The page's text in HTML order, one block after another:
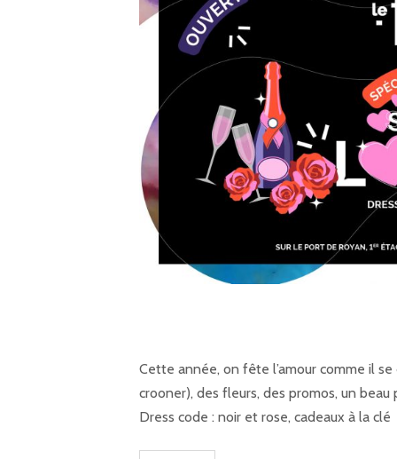
Cette année, on fête l’amour comme il
crooner), des fleurs, des promos, un
Dress code : noir et rose, cadeaux à la clé